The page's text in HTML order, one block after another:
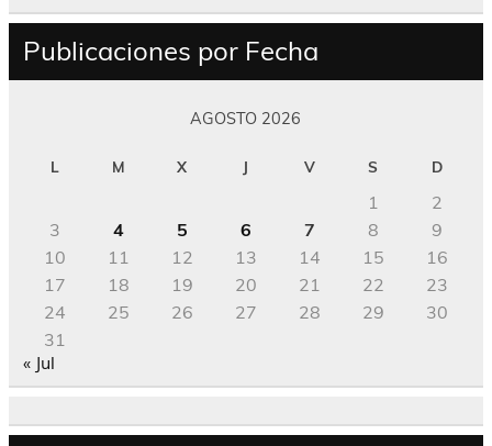
Publicaciones por Fecha
AGOSTO 2026
L M X J V S D
1
2
3
4 5 6 7 8
9
10
11 12 13 14 15
16
17
18 19 20 21 22
23
24
25 26 27 28 29
30
31
« Jul